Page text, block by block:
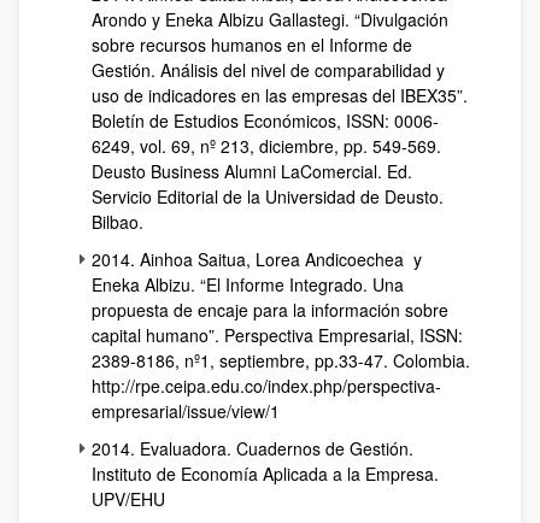
Arondo y Eneka Albizu Gallastegi. “Divulgación
sobre recursos humanos en el Informe de
Gestión. Análisis del nivel de comparabilidad y
uso de indicadores en las empresas del IBEX35”.
Boletín de Estudios Económicos, ISSN: 0006-
6249, vol. 69, nº 213, diciembre, pp. 549-569.
Deusto Business Alumni LaComercial. Ed.
Servicio Editorial de la Universidad de Deusto.
Bilbao.
2014. Ainhoa Saitua, Lorea Andicoechea y
Eneka Albizu. “El Informe Integrado. Una
propuesta de encaje para la información sobre
capital humano”. Perspectiva Empresarial, ISSN:
2389-8186, nº1, septiembre, pp.33-47. Colombia.
http://rpe.ceipa.edu.co/index.php/perspectiva-
empresarial/issue/view/1
2014. Evaluadora. Cuadernos de Gestión.
Instituto de Economía Aplicada a la Empresa.
UPV/EHU